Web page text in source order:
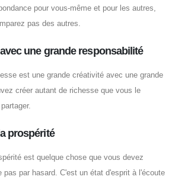
pour vous-même et pour les autres,
pas des autres.
une grande responsabilité
est une grande créativité avec une grande
créer autant de richesse que vous le
prospérité
est quelque chose que vous devez
pas par hasard. C'est un état d'esprit à l'écoute